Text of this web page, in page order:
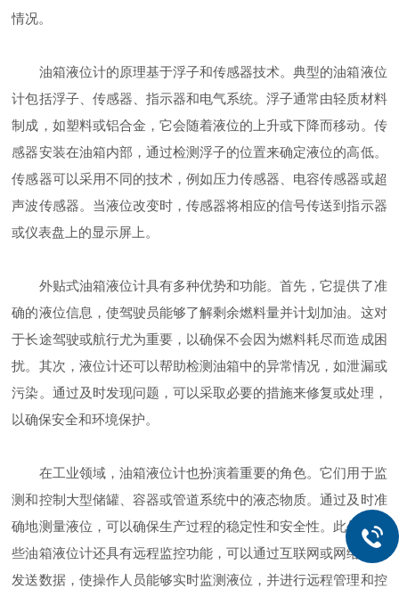
情况。
油箱液位计的原理基于浮子和传感器技术。典型的油箱液位
计包括浮子、传感器、指示器和电气系统。浮子通常由轻质材料
制成，如塑料或铝合金，它会随着液位的上升或下降而移动。传
感器安装在油箱内部，通过检测浮子的位置来确定液位的高低。
传感器可以采用不同的技术，例如压力传感器、电容传感器或超
声波传感器。当液位改变时，传感器将相应的信号传送到指示器
或仪表盘上的显示屏上。
外贴式油箱液位计具有多种优势和功能。首先，它提供了准
确的液位信息，使驾驶员能够了解剩余燃料量并计划加油。这对
于长途驾驶或航行尤为重要，以确保不会因为燃料耗尽而造成困
扰。其次，液位计还可以帮助检测油箱中的异常情况，如泄漏或
污染。通过及时发现问题，可以采取必要的措施来修复或处理，
以确保安全和环境保护。
在工业领域，油箱液位计也扮演着重要的角色。它们用于监
测和控制大型储罐、容器或管道系统中的液态物质。通过及时准
确地测量液位，可以确保生产过程的稳定性和安全性。此外，一
些油箱液位计还具有远程监控功能，可以通过互联网或网络连接
发送数据，使操作人员能够实时监测液位，并进行远程管理和控